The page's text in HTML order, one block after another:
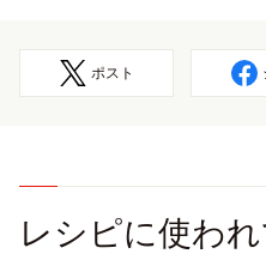
ポスト
レシピに使わ